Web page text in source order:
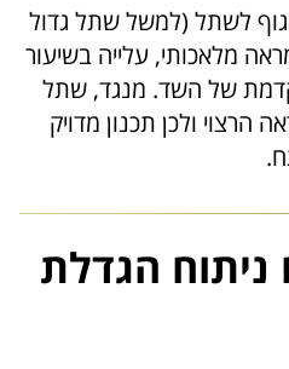
לשתל (למשל שתל גדול
מלאכותי, עלייה בשיעור
של השד. מנגד, שתל
ולכן תכנון מדויק
הגדלת